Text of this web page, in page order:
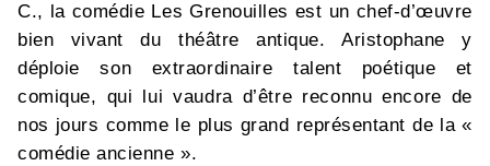
C., la comédie Les Grenouilles est un chef-d’œuvre
bien vivant du théâtre antique. Aristophane y
déploie son extraordinaire talent poétique et
comique, qui lui vaudra d’être reconnu encore de
nos jours comme le plus grand représentant de la «
comédie ancienne ».